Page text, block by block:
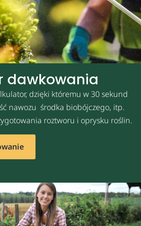
dawkowania
dzięki któremu w 30 sekund
nawozu środka biobójczego, itp.
roztworu i oprysku roślin.